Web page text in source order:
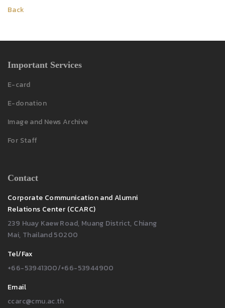
Back
Important Services
E-card
E-donation
Image and News Archive
For Staff
Contact
Corporate Communication and Alumni
Relations Center (CCARC)
239 Huay Kaew Road, Muang District, Chiang
Mai, Thailand 50200
Tel/Fax
+66-53941300/+66-53944900
Email
ccarc@cmu.ac.th